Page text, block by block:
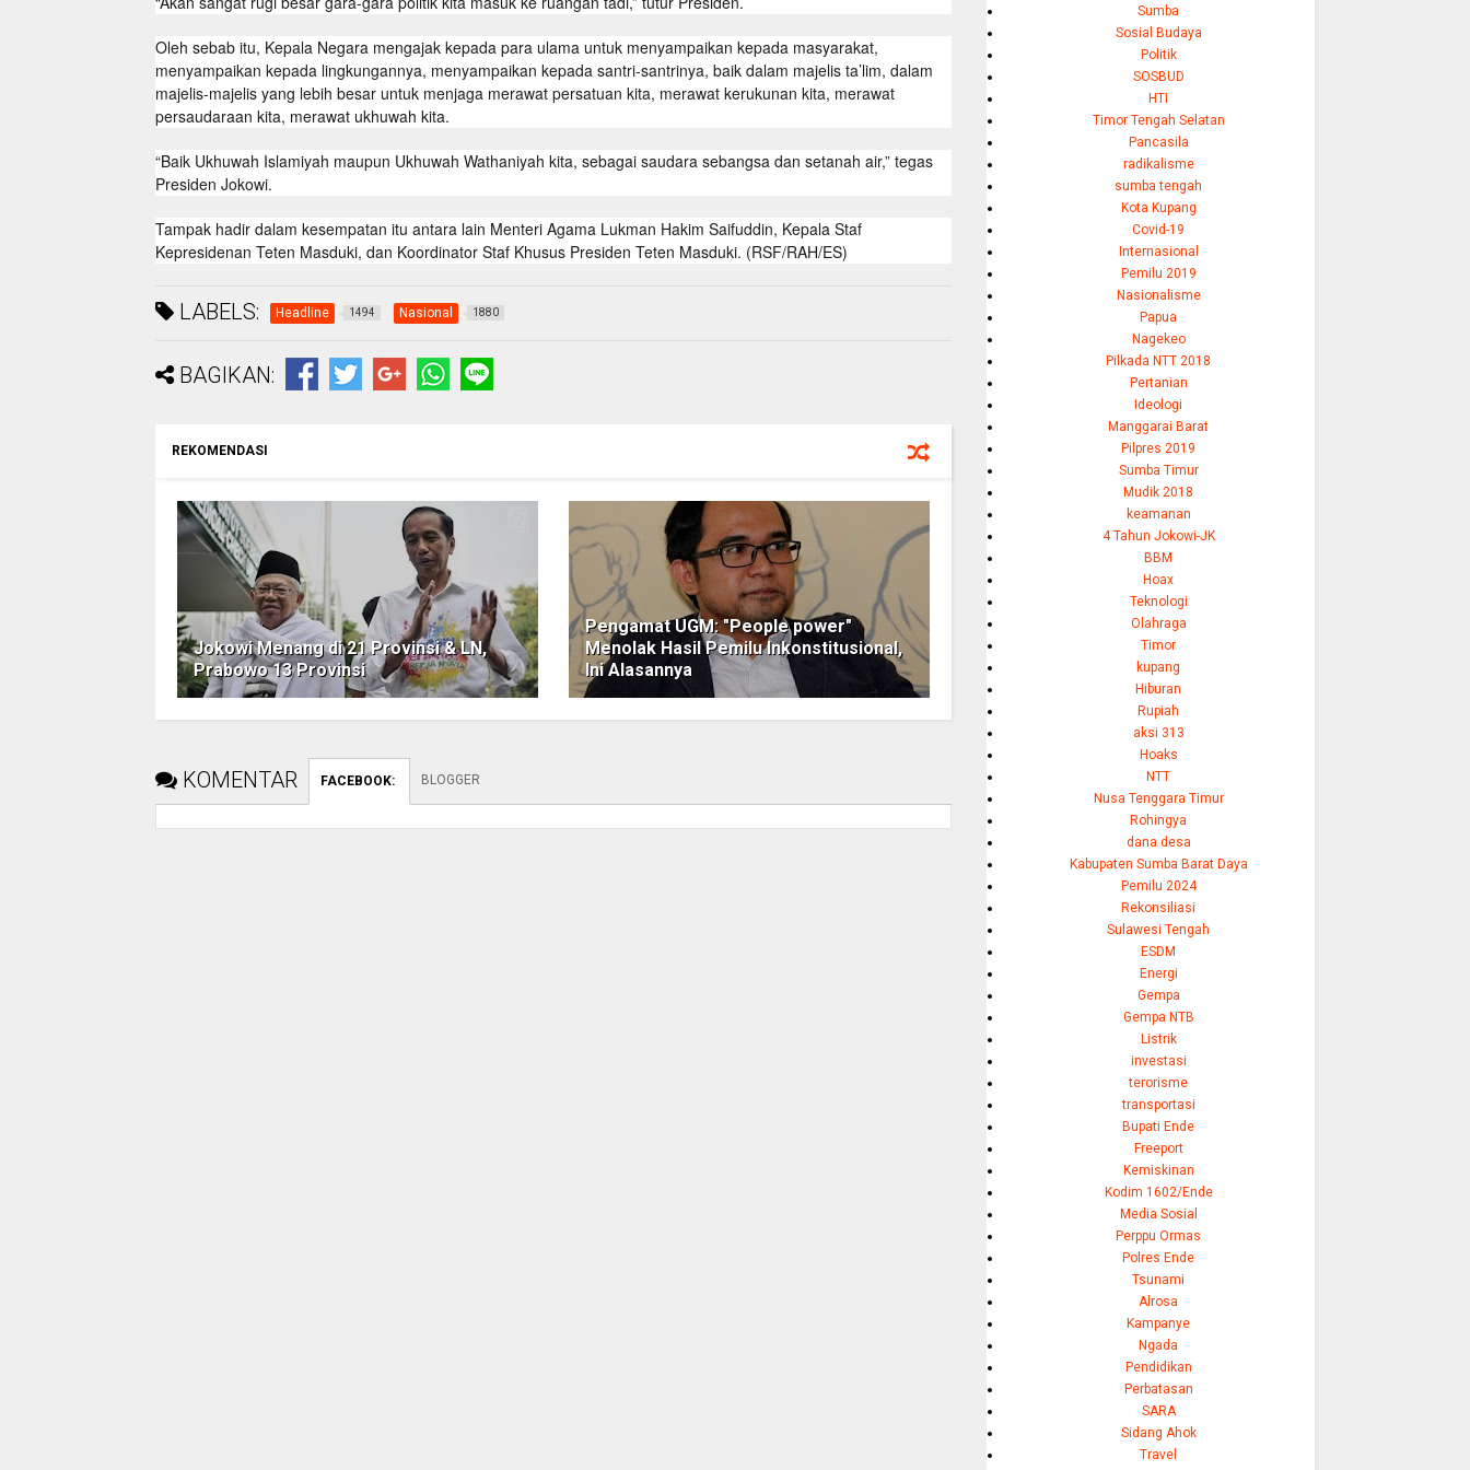
Oleh sebab itu, Kepala Negara mengajak kepada para ulama untuk menyampaikan kepada masyarakat,
menyampaikan kepada lingkungannya, menyampaikan kepada santri-santrinya, baik dalam majelis ta’lim, dalam
majelis-majelis yang lebih besar untuk menjaga merawat persatuan kita, merawat kerukunan kita, merawat
persaudaraan kita, merawat ukhuwah kita.
“Baik Ukhuwah Islamiyah maupun Ukhuwah Wathaniyah kita, sebagai saudara sebangsa dan setanah air,” tegas
Presiden Jokowi.
Tampak hadir dalam kesempatan itu antara lain Menteri Agama Lukman Hakim Saifuddin, Kepala Staf
Kepresidenan Teten Masduki, dan Koordinator Staf Khusus Presiden Teten Masduki. (RSF/RAH/ES)
LABELS: Headline 1494 Nasional 1880
BAGIKAN:
REKOMENDASI
Jokowi Menang di 21 Provinsi & LN,
Prabowo 13 Provinsi
Pengamat UGM: "People power"
Menolak Hasil Pemilu Inkonstitusional,
Ini Alasannya
KOMENTAR FACEBOOK: BLOGGER
Sumba
Sosial Budaya
Politik
SOSBUD
HTI
Timor Tengah Selatan
Pancasila
radikalisme
sumba tengah
Kota Kupang
Covid-19
Internasional
Pemilu 2019
Nasionalisme
Papua
Nagekeo
Pilkada NTT 2018
Pertanian
Ideologi
Manggarai Barat
Pilpres 2019
Sumba Timur
Mudik 2018
keamanan
4 Tahun Jokowi-JK
BBM
Hoax
Teknologi
Olahraga
Timor
kupang
Hiburan
Rupiah
aksi 313
Hoaks
NTT
Nusa Tenggara Timur
Rohingya
dana desa
Kabupaten Sumba Barat Daya
Pemilu 2024
Rekonsiliasi
Sulawesi Tengah
ESDM
Energi
Gempa
Gempa NTB
Listrik
investasi
terorisme
transportasi
Bupati Ende
Freeport
Kemiskinan
Kodim 1602/Ende
Media Sosial
Perppu Ormas
Polres Ende
Tsunami
Alrosa
Kampanye
Ngada
Pendidikan
Perbatasan
SARA
Sidang Ahok
Travel